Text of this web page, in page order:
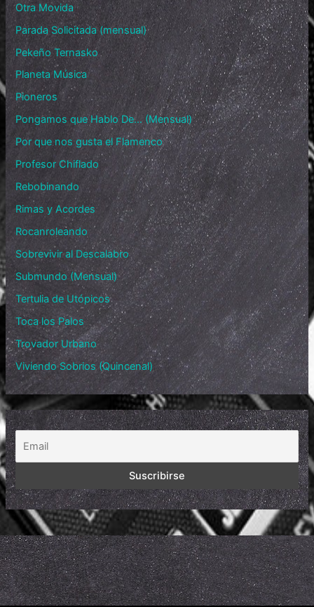
Otra Movida
Parada Solicitada (mensual)
Pekeño Ternasko
Planeta Música
Pioneros
Pongamos que Hablo De… (Mensual)
Por que nos gusta el Flamenco
Profesor Chiflado
Rebobinando
Rimas y Acordes
Rocanroleando
Sobrevivir al Descalabro
Submundo (Mensual)
Tertulia de Utópicos
Toca los Palos
Trovador Urbano
Viviendo Sobrios (Quincenal)